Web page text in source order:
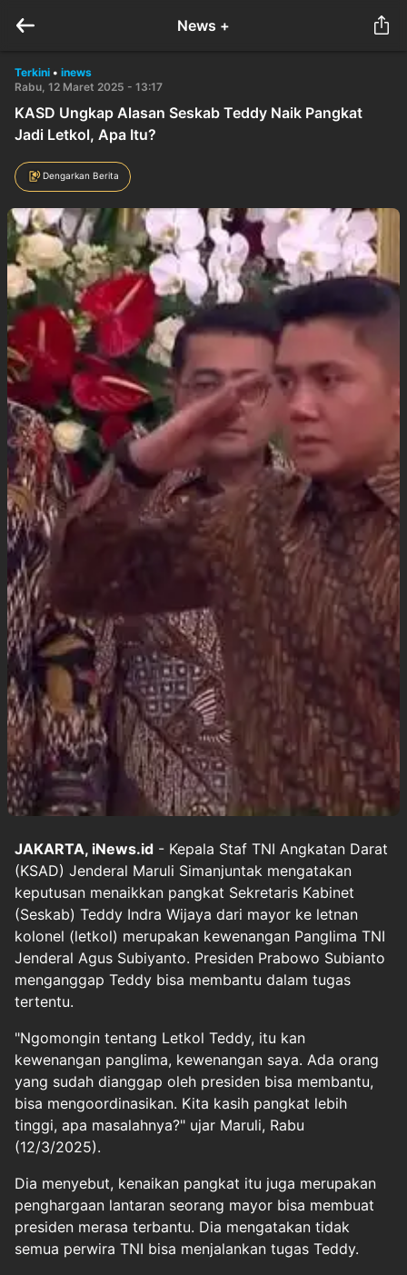
News +
Terkini • inews
Rabu, 12 Maret 2025 - 13:17
KASD Ungkap Alasan Seskab Teddy Naik Pangkat
Jadi Letkol, Apa Itu?
Dengarkan Berita
JAKARTA, iNews.id - Kepala Staf TNI Angkatan Darat
(KSAD) Jenderal Maruli Simanjuntak mengatakan
keputusan menaikkan pangkat Sekretaris Kabinet
(Seskab) Teddy Indra Wijaya dari mayor ke letnan
kolonel (letkol) merupakan kewenangan Panglima TNI
Jenderal Agus Subiyanto. Presiden Prabowo Subianto
menganggap Teddy bisa membantu dalam tugas
tertentu.
"Ngomongin tentang Letkol Teddy, itu kan
kewenangan panglima, kewenangan saya. Ada orang
yang sudah dianggap oleh presiden bisa membantu,
bisa mengoordinasikan. Kita kasih pangkat lebih
tinggi, apa masalahnya?" ujar Maruli, Rabu
(12/3/2025).
Dia menyebut, kenaikan pangkat itu juga merupakan
penghargaan lantaran seorang mayor bisa membuat
presiden merasa terbantu. Dia mengatakan tidak
semua perwira TNI bisa menjalankan tugas Teddy.